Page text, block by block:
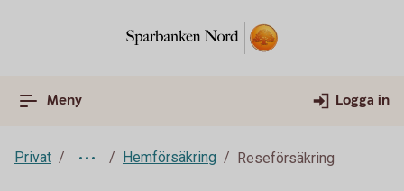
Meny Logga in
Privat Hemförsäkring Reseförsäkring